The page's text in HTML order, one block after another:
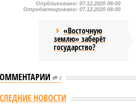
Опубликовано: 07.12.2020 08:00
Отредактировано: 07.12.2020 08:00
«Восточную
землю» заберёт
государство?
0
НОВОСТИ